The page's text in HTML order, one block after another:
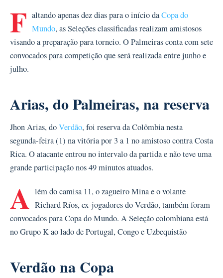
F altando apenas dez dias para o início daCopa do
Mundo, as Seleções classificadas realizam amistosos
visando a preparação para torneio. O Palmeiras conta com sete
convocados para competição que será realizada entre junho e
julho.
Arias, do Palmeiras, na reserva
Jhon Arias, doVerdão, foi reserva da Colômbia nesta
segunda-feira (1) na vitória por 3 a 1 no amistoso contra Costa
Rica. O atacante entrou no intervalo da partida e não teve uma
grande participação nos 49 minutos atuados.
A lém do camisa 11, o zagueiro Mina e o volante
Richard Ríos, ex-jogadores do Verdão, também foram
convocados para Copa do Mundo. A Seleção colombiana está
no Grupo K ao lado de Portugal, Congo e Uzbequistão
Verdão na Copa